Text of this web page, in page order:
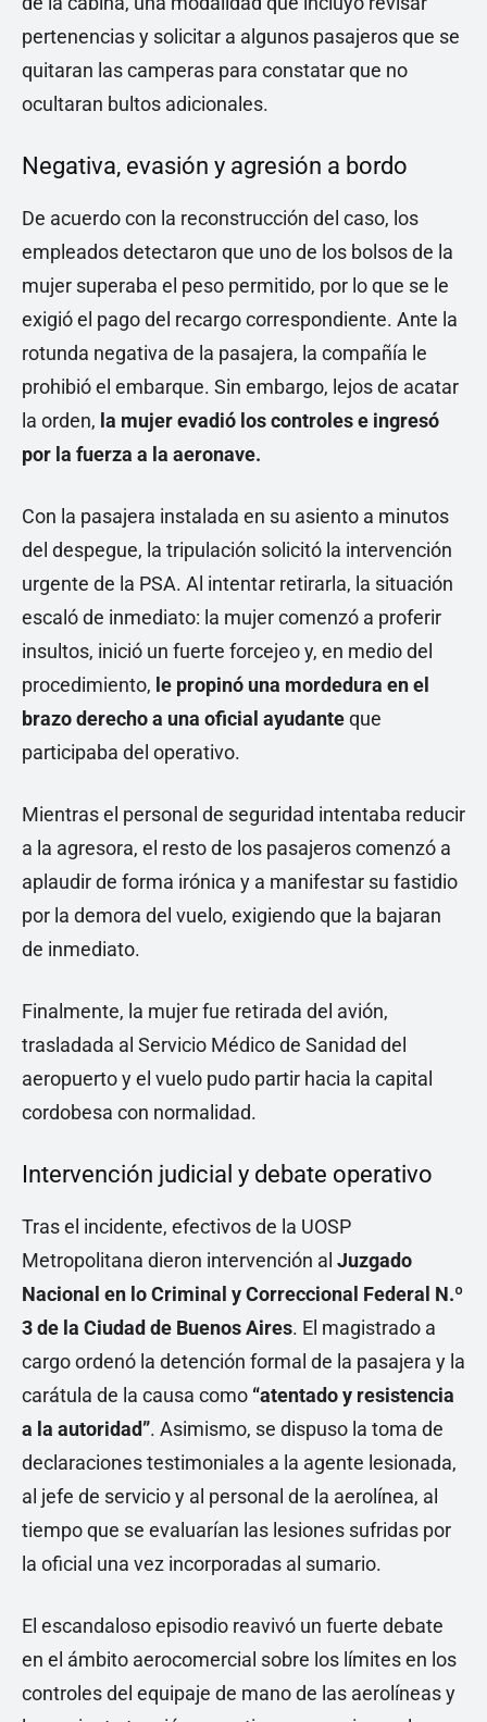
pertenencias y solicitar a algunos pasajeros que se
quitaran las camperas para constatar que no
ocultaran bultos adicionales.
Negativa, evasión y agresión a bordo
De acuerdo con la reconstrucción del caso, los
empleados detectaron que uno de los bolsos de la
mujer superaba el peso permitido, por lo que se le
exigió el pago del recargo correspondiente. Ante la
rotunda negativa de la pasajera, la compañía le
prohibió el embarque. Sin embargo, lejos de acatar
la orden, la mujer evadió los controles e ingresó
por la fuerza a la aeronave.
Con la pasajera instalada en su asiento a minutos
del despegue, la tripulación solicitó la intervención
urgente de la PSA. Al intentar retirarla, la situación
escaló de inmediato: la mujer comenzó a proferir
insultos, inició un fuerte forcejeo y, en medio del
procedimiento, le propinó una mordedura en el
brazo derecho a una oficial ayudanteque
participaba del operativo.
Mientras el personal de seguridad intentaba reducir
a la agresora, el resto de los pasajeros comenzó a
aplaudir de forma irónica y a manifestar su fastidio
por la demora del vuelo, exigiendo que la bajaran
de inmediato.
Finalmente, la mujer fue retirada del avión,
trasladada al Servicio Médico de Sanidad del
aeropuerto y el vuelo pudo partir hacia la capital
cordobesa con normalidad.
Intervención judicial y debate operativo
Tras el incidente, efectivos de la UOSP
Metropolitana dieron intervención al Juzgado
Nacional en lo Criminal y Correccional Federal N.º
3 de la Ciudad de Buenos Aires. El magistrado a
cargo ordenó la detención formal de la pasajera y la
carátula de la causa como “atentado y resistencia
a la autoridad”. Asimismo, se dispuso la toma de
declaraciones testimoniales a la agente lesionada,
al jefe de servicio y al personal de la aerolínea, al
tiempo que se evaluarían las lesiones sufridas por
la oficial una vez incorporadas al sumario.
El escandaloso episodio reavivó un fuerte debate
en el ámbito aerocomercial sobre los límites en los
controles del equipaje de mano de las aerolíneas y